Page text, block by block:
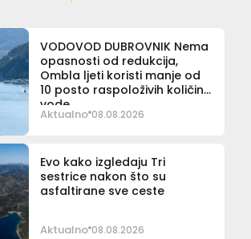
VODOVOD DUBROVNIK Nema
opasnosti od redukcija,
Ombla ljeti koristi manje od
10 posto raspoloživih količina
vode
Aktualno 08.08.2026
Evo kako izgledaju Tri
sestrice nakon što su
asfaltirane sve ceste
Aktualno 08.08.2026